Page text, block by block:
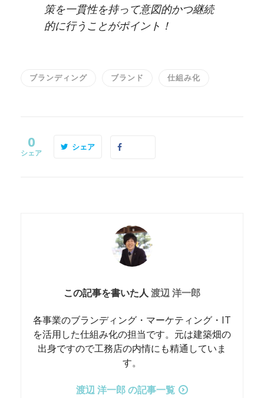
策を一貫性を持って意図的かつ継続
的に行うことがポイント！
ブランディング ブランド 仕組み化
0
シェア
シェア
この記事を書いた人 渡辺 洋一郎
各事業のブランディング・マーケティング・IT
を活用した仕組み化の担当です。元は建築畑の
出身ですので工務店の内情にも精通していま
す。
渡辺 洋一郎 の記事一覧